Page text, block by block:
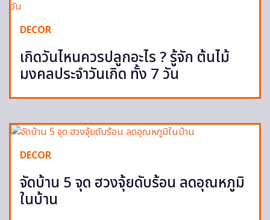
DECOR
เกิดวันไหนควรปลูกอะไร ? รู้จัก ต้นไม้
มงคลประจำวันเกิด ทั้ง 7 วัน
DECOR
จัดบ้าน 5 จุด ฮวงจุ้ยดับร้อน ลดอุณหภูมิ
ในบ้าน